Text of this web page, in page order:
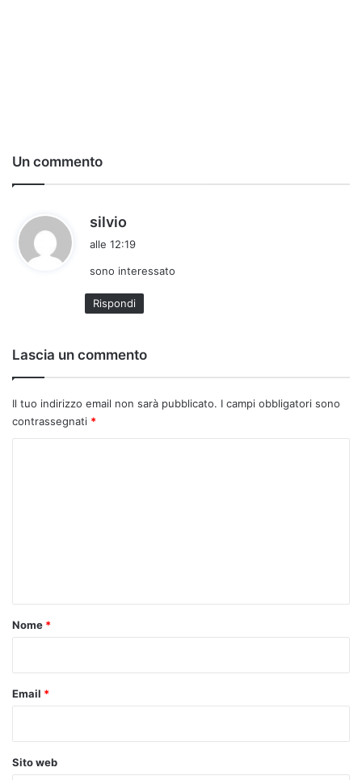
Un commento
silvio
a
e
t
t
:
alle 12:19
sono interessato
Rispondi
Lascia un commento
Il tuo indirizzo email non sarà pubblicato. I campi obbligatori sono
contrassegnati *
o
Nome *
Email *
Sito web